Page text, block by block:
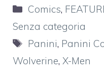
Categorie
Comics,
Senza categoria
Tag
Panini, Panini
Wolverine, X-Men